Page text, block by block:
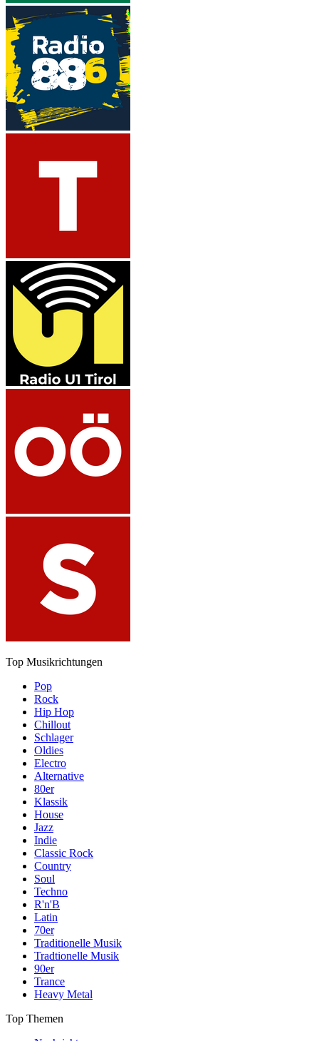
Top Musikrichtungen
Pop
Rock
Hip Hop
Chillout
Schlager
Oldies
Electro
Alternative
80er
Klassik
House
Jazz
Indie
Classic Rock
Country
Soul
Techno
R'n'B
Latin
70er
Traditionelle Musik
Tradtionelle Musik
90er
Trance
Heavy Metal
Top Themen